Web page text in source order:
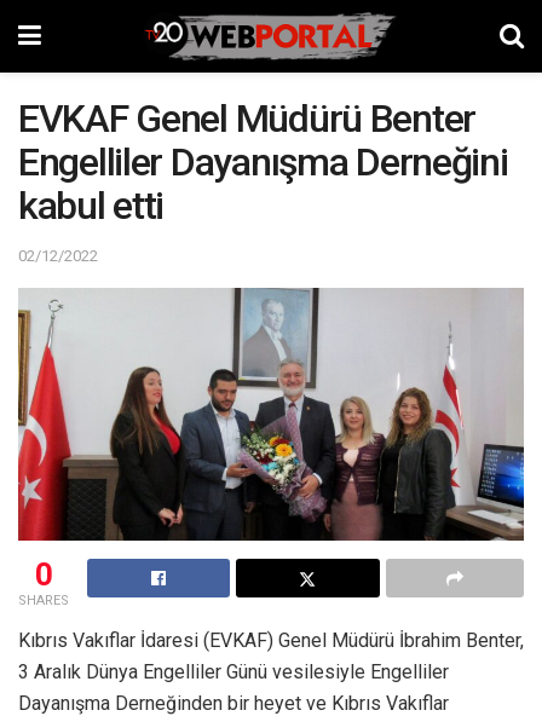
EVKAF Genel Müdürü Benter
Engelliler Dayanışma Derneğini
kabul etti
02/12/2022
0
SHARES
Kıbrıs Vakıflar İdaresi (EVKAF) Genel Müdürü İbrahim Benter,
3 Aralık Dünya Engelliler Günü vesilesiyle Engelliler
Dayanışma Derneğinden bir heyet ve Kıbrıs Vakıflar